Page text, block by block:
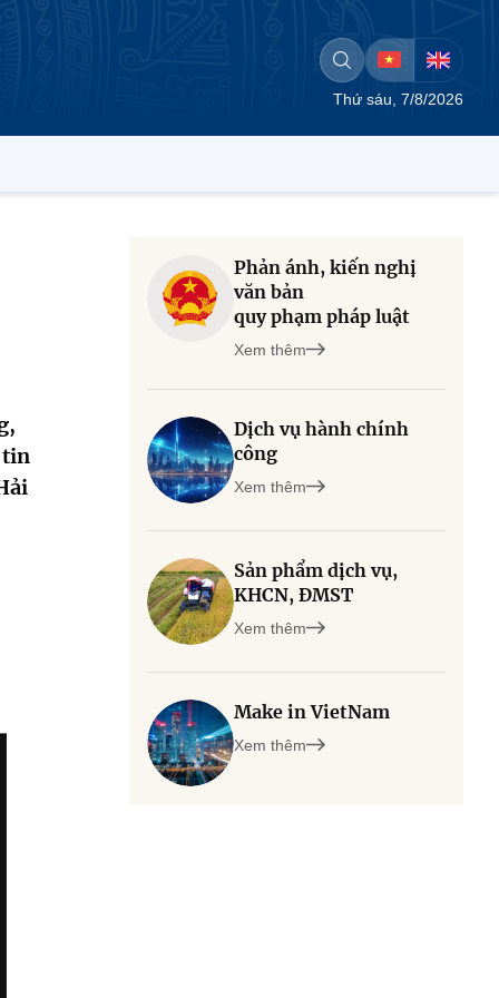
Thứ sáu, 7/8/2026
tin
Phản ánh, kiến nghị
văn bản
quy phạm pháp luật
Xem thêm
Dịch vụ hành chính
công
Xem thêm
Sản phẩm dịch vụ,
KHCN, ĐMST
Xem thêm
Make in VietNam
Xem thêm